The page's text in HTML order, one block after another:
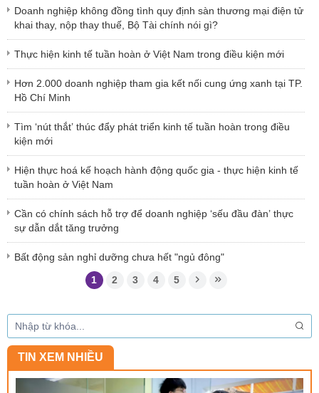
Doanh nghiệp không đồng tình quy định sàn thương mại điện tử
khai thay, nộp thay thuế, Bộ Tài chính nói gì?
Thực hiện kinh tế tuần hoàn ở Việt Nam trong điều kiện mới
Hơn 2.000 doanh nghiệp tham gia kết nối cung ứng xanh tại TP.
Hồ Chí Minh
Tìm ‘nút thắt’ thúc đẩy phát triển kinh tế tuần hoàn trong điều
kiện mới
Hiện thực hoá kế hoạch hành động quốc gia - thực hiện kinh tế
tuần hoàn ở Việt Nam
Cần có chính sách hỗ trợ để doanh nghiệp ‘sếu đầu đàn’ thực
sự dẫn dắt tăng trưởng
Bất động sản nghỉ dưỡng chưa hết "ngủ đông"
1 2 3 4 5
TIN XEM NHIỀU